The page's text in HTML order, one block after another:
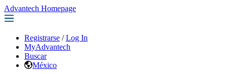
Advantech Homepage
Registrarse / Log In
MyAdvantech
Buscar
México